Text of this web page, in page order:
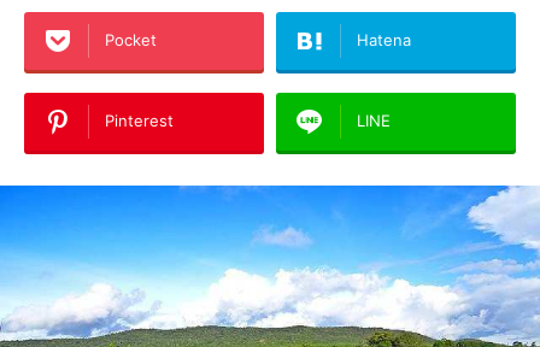
Pocket Hatena
Pinterest LINE